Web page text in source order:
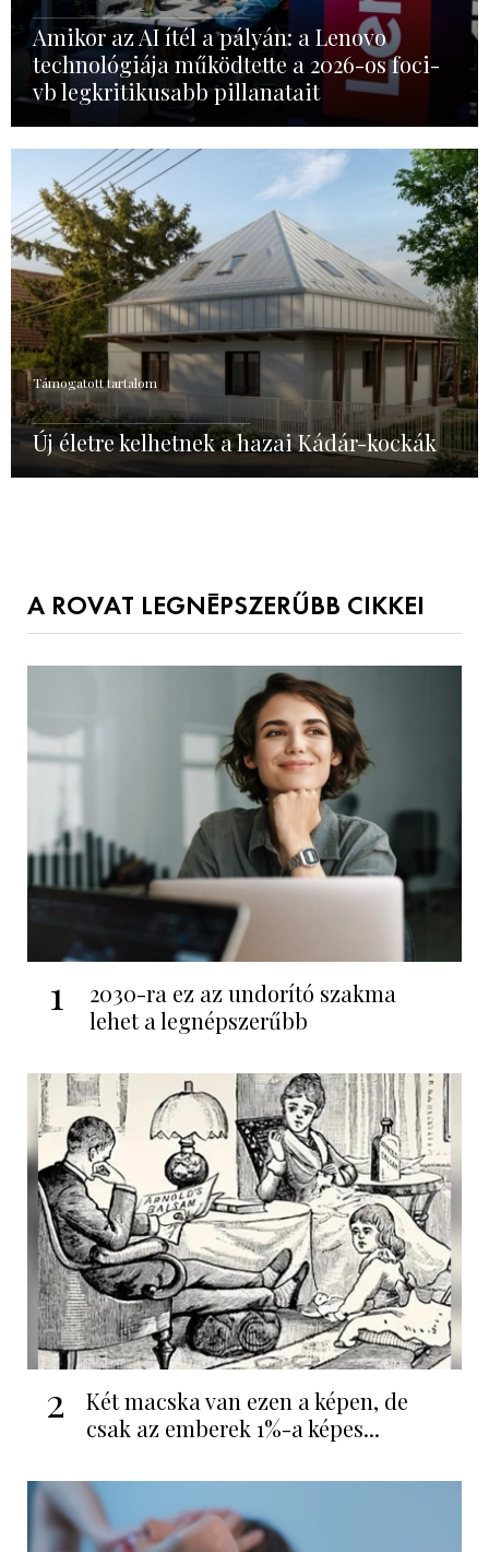
Amikor az AI ítél a pályán: a Lenovo
technológiája működtette a 2026-os foci-
vb legkritikusabb pillanatait
Támogatott tartalom
Új életre kelhetnek a hazai Kádár-kockák
A ROVAT LEGNÉPSZERŰBB CIKKEI
1
2030-ra ez az undorító szakma
lehet a legnépszerűbb
2
Két macska van ezen a képen, de
csak az emberek 1%-a képes...